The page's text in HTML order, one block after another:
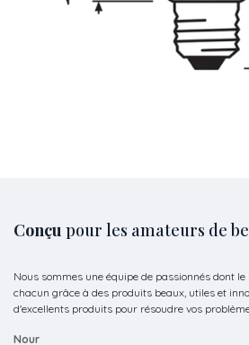
Conçu pour les amateurs de
Nous sommes une équipe de passionnés dont
chacun grâce à des produits beaux, utiles et
d'excellents produits pour résoudre vos
Nour